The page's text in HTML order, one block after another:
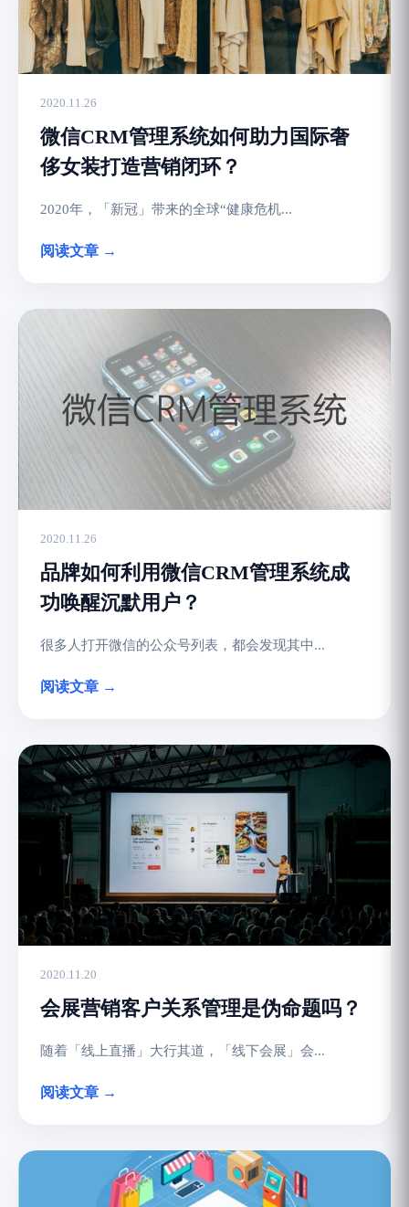
2020.11.26
微信CRM管理系统如何助力国际奢
侈女装打造营销闭环？
2020年，「新冠」带来的全球“健康危机...
阅读文章 →
2020.11.26
品牌如何利用微信CRM管理系统成
功唤醒沉默用户？
很多人打开微信的公众号列表，都会发现其中...
阅读文章 →
2020.11.20
会展营销客户关系管理是伪命题吗？
随着「线上直播」大行其道，「线下会展」会...
阅读文章 →